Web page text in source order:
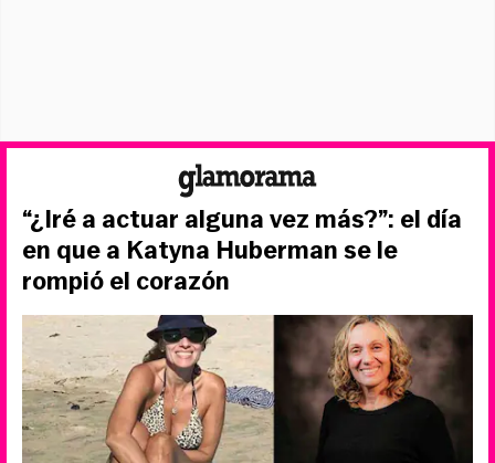
“¿Iré a actuar alguna vez más?”: el día
en que a Katyna Huberman se le
rompió el corazón